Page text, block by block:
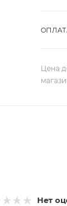
Цена
Нет